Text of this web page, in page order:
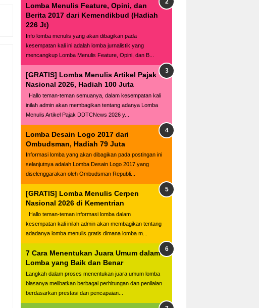
Lomba Menulis Feature, Opini, dan
Berita 2017 dari Kemendikbud (Hadiah
226 Jt)
Info lomba menulis yang akan dibagikan pada
kesempatan kali ini adalah lomba jurnalistik yang
mencangkup Lomba Menulis Feature, Opini, dan B...
[GRATIS] Lomba Menulis Artikel Pajak
Nasional 2026, Hadiah 100 Juta
Hallo teman-teman semuanya, dalam kesempatan kali
inilah admin akan membagikan tentang adanya Lomba
Menulis Artikel Pajak DDTCNews 2026 y...
Lomba Desain Logo 2017 dari
Ombudsman, Hadiah 79 Juta
Informasi lomba yang akan dibagikan pada postingan ini
selanjutnya adalah Lomba Desain Logo 2017 yang
diselenggarakan oleh Ombudsman Republi...
[GRATIS] Lomba Menulis Cerpen
Nasional 2026 di Kementrian
Hallo teman-teman informasi lomba dalam
kesempatan kali inilah admin akan membagikan tentang
adadanya lomba menulis gratis dimana lomba m...
7 Cara Menentukan Juara Umum dalam
Lomba yang Baik dan Benar
Langkah dalam proses menentukan juara umum lomba
biasanya melibatkan berbagai perhitungan dan penilaian
berdasarkan prestasi dan pencapaian...